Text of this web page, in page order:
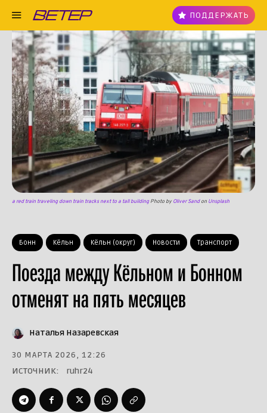
ПОДДЕРЖАТЬ
Бонн Кёльн Кёльн (округ) Новости Транспорт
Поезда между Кёльном и Бонном
отменят на пять месяцев
a red train traveling down train tracks next to a tall buildingPhoto byOliver Sandon Unsplash
Наталья Назаревская
30 МАРТА 2026, 12:26
ИСТОЧНИК:
ruhr24